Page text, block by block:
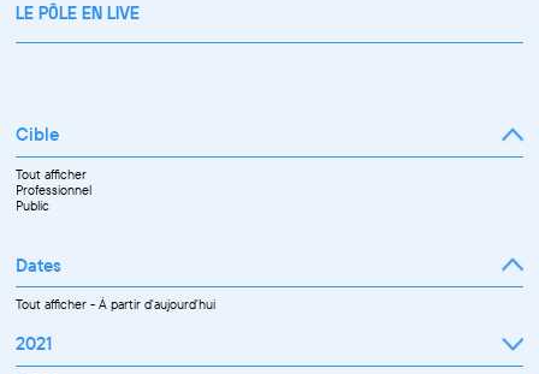
LE PÔLE EN LIVE
Cible
Tout afficher
Professionnel
Public
Dates
Tout afficher-À partir d'aujourd'hui
2021